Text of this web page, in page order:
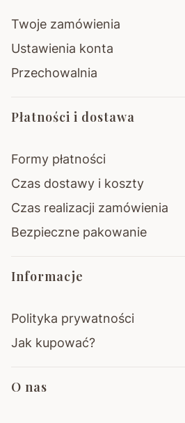
Twoje zamówienia
Ustawienia konta
Przechowalnia
Płatności i dostawa
Formy płatności
Czas dostawy i koszty
Czas realizacji zamówienia
Bezpieczne pakowanie
Informacje
Polityka prywatności
Jak kupować?
O nas